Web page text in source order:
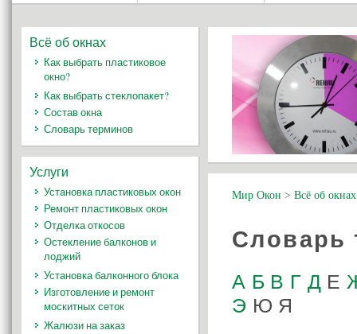
Мир Окон > Всё об окнах
Словарь
А Б В Г Д Е
Э Ю Я
Всё об окнах
Как выбрать пластиковое
окно?
Как выбрать стеклопакет?
Состав окна
Словарь терминов
Услуги
Установка пластиковых окон
Ремонт пластиковых окон
Отделка откосов
Остекление балконов и
лоджий
Установка балконного блока
Изготовление и ремонт
москитных сеток
Жалюзи на заказ